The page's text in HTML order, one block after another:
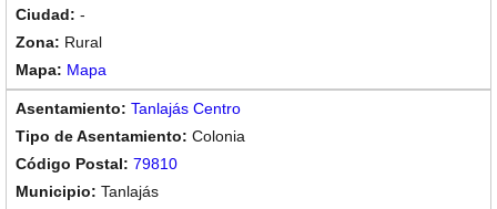
-
Rural
Mapa
Tanlajás Centro
Colonia
79810
Tanlajás